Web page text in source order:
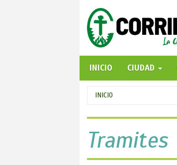
INICIO
CIUDAD
Se
encuentra
usted
aquí
INICIO
Tramites